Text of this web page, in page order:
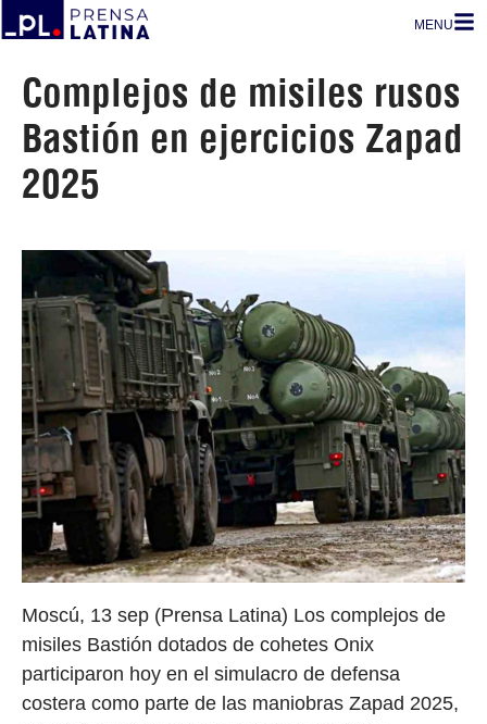
MENU
Complejos de misiles rusos
Bastión en ejercicios Zapad
2025
Moscú, 13 sep (Prensa Latina) Los complejos de
misiles Bastión dotados de cohetes Onix
participaron hoy en el simulacro de defensa
costera como parte de las maniobras Zapad 2025,